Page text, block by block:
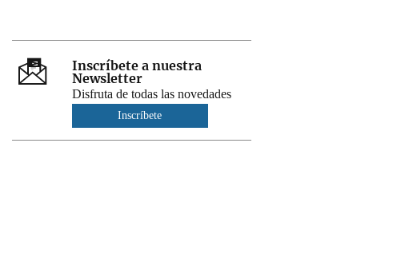
Inscríbete a nuestra
Newsletter
Disfruta de todas las novedades
Inscríbete